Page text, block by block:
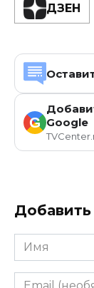
ДЗЕН
G Google
Имя
Email